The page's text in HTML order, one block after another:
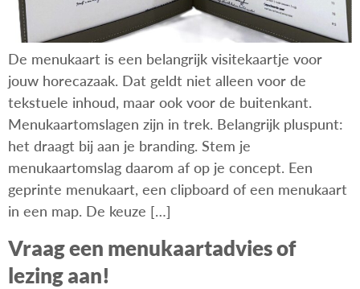
De menukaart is een belangrijk visitekaartje voor
jouw horecazaak. Dat geldt niet alleen voor de
tekstuele inhoud, maar ook voor de buitenkant.
Menukaartomslagen zijn in trek. Belangrijk pluspunt:
het draagt bij aan je branding. Stem je
menukaartomslag daarom af op je concept. Een
geprinte menukaart, een clipboard of een menukaart
in een map. De keuze […]
Vraag een menukaartadvies of
lezing aan!